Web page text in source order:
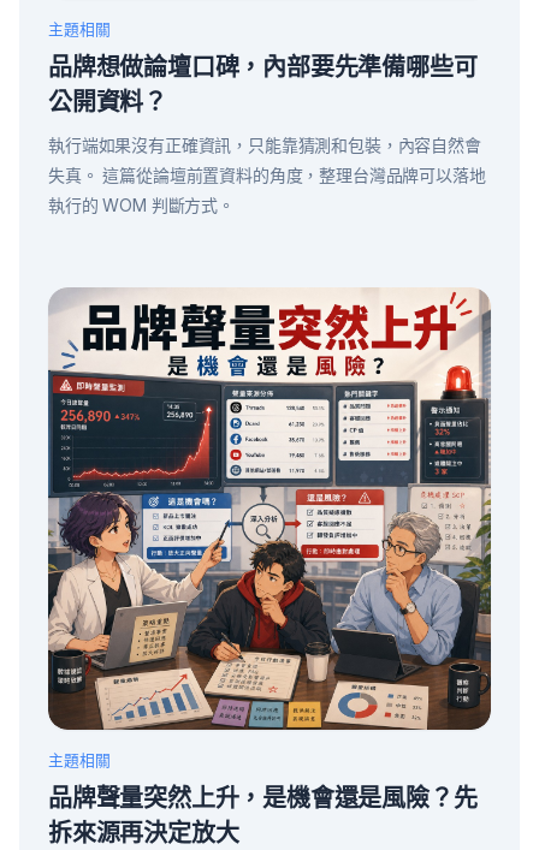
主題相關
品牌想做論壇口碑，內部要先準備哪些可
公開資料？
執行端如果沒有正確資訊，只能靠猜測和包裝，內容自然會
失真。 這篇從論壇前置資料的角度，整理台灣品牌可以落地
執行的 WOM 判斷方式。
主題相關
品牌聲量突然上升，是機會還是風險？先
拆來源再決定放大